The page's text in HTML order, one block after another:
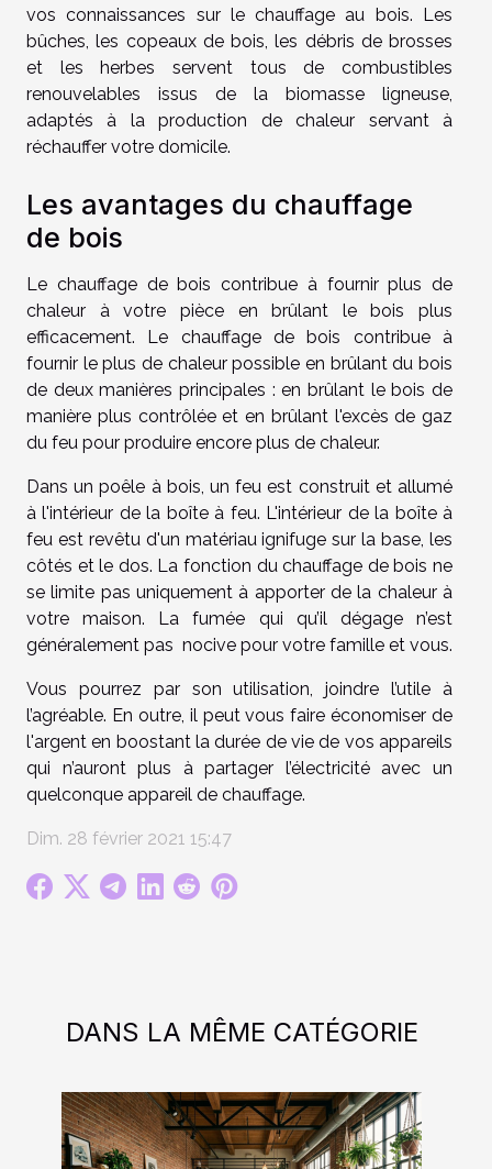
vos connaissances sur le chauffage au bois. Les
bûches, les copeaux de bois, les débris de brosses
et les herbes servent tous de combustibles
renouvelables issus de la biomasse ligneuse,
adaptés à la production de chaleur servant à
réchauffer votre domicile.
Les avantages du chauffage
de bois
Le chauffage de bois contribue à fournir plus de
chaleur à votre pièce en brûlant le bois plus
efficacement. Le chauffage de bois contribue à
fournir le plus de chaleur possible en brûlant du bois
de deux manières principales : en brûlant le bois de
manière plus contrôlée et en brûlant l'excès de gaz
du feu pour produire encore plus de chaleur.
Dans un poêle à bois, un feu est construit et allumé
à l'intérieur de la boîte à feu. L'intérieur de la boîte à
feu est revêtu d'un matériau ignifuge sur la base, les
côtés et le dos. La fonction du chauffage de bois ne
se limite pas uniquement à apporter de la chaleur à
votre maison. La fumée qui qu’il dégage n’est
généralement pas nocive pour votre famille et vous.
Vous pourrez par son utilisation, joindre l’utile à
l’agréable. En outre, il peut vous faire économiser de
l'argent en boostant la durée de vie de vos appareils
qui n’auront plus à partager l’électricité avec un
quelconque appareil de chauffage.
Dim. 28 février 2021 15:47
DANS LA MÊME CATÉGORIE